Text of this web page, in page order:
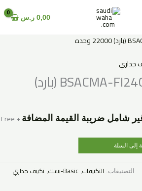
0,00 ر.س
جداري
بيسك جداري BSACMA-FI24CC (بارد)
شامل ضريبة القيمة المضافة
+ Free
إلى السلة
التصنيفات: التكييفات, Basic-بيسك , تكييف جداري